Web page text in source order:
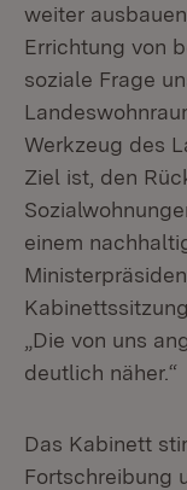
weiter
Errichtung von
soziale Frage
Werkzeug des
Ziel ist, den
einem
„Die von uns
deutlich näher.“
Das Kabinett
Fortschreibung